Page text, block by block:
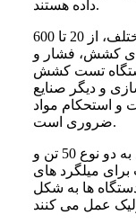
داده هستند.
های مختلف، از 20 تا 600
کشش، فشار و
تست کشش
و دیگر صنایع
و استحکام مواد
ضروری است.
دستگاه های دیگر تست کشش میلگرد به دو نوع 50 تن و
برای میلگرد های
ها به شکل